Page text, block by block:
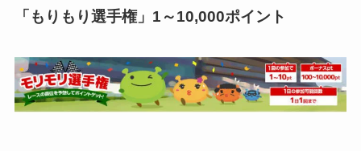
「もりもり選手権」1～10,000ポイント